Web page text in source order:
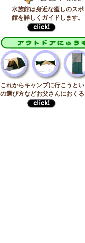
水族館は身近な癒しのス
館を詳しくガイドします。
これからキャンプに行こうと
の選び方などお父さんにおくる